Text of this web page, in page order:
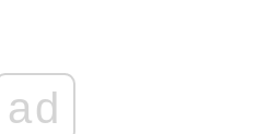
ad